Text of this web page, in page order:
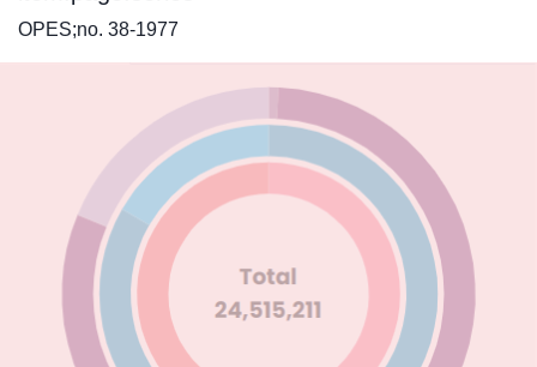
OPES;no. 38-1977